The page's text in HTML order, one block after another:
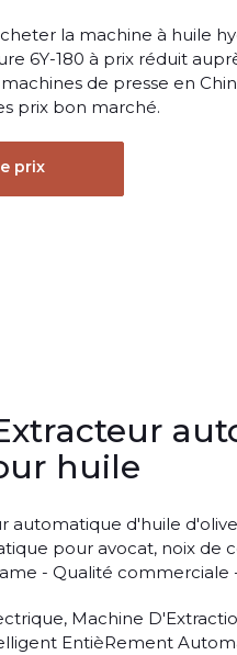
la machine à huile
6Y-180 à prix réduit
de presse en
prix bon marché.
prix
huile
automatique d'huile
pour avocat, noix de
- Qualité commerciale
Machine
EntièRement